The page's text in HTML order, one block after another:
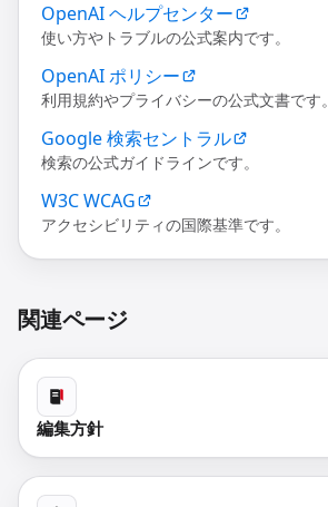
OpenAI ヘルプセンター
使い方やトラブルの公式案内です。
OpenAI ポリシー
利用規約やプライバシーの公式文書です。
Google 検索セントラル
検索の公式ガイドラインです。
W3C WCAG
アクセシビリティの国際基準です。
関連ページ
編集方針